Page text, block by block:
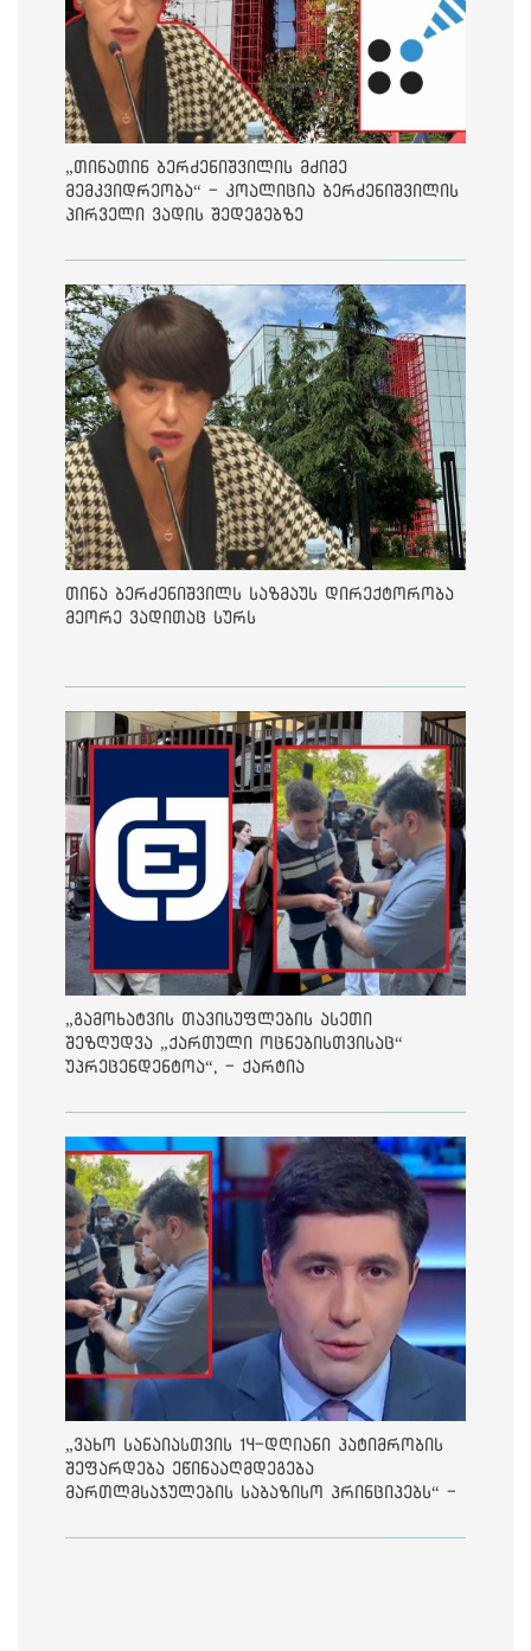
„თინათინ ბერძენიშვილის მძიმე
მემკვიდრეობა“ - კოალიცია ბერძენიშვილის
პირველი ვადის შედეგებზე
თინა ბერძენიშვილს საზმაუს დირექტორობა
მეორე ვადითაც სურს
„გამოხატვის თავისუფლების ასეთი
შეზღუდვა „ქართული ოცნებისთვისაც“
უპრეცენდენტოა“, - ქარტია
„ვახო სანაიასთვის 14-დღიანი პატიმრობის
შეფარდება ეწინააღმდეგება
მართლმსაჯულების საბაზისო პრინციპებს“ -